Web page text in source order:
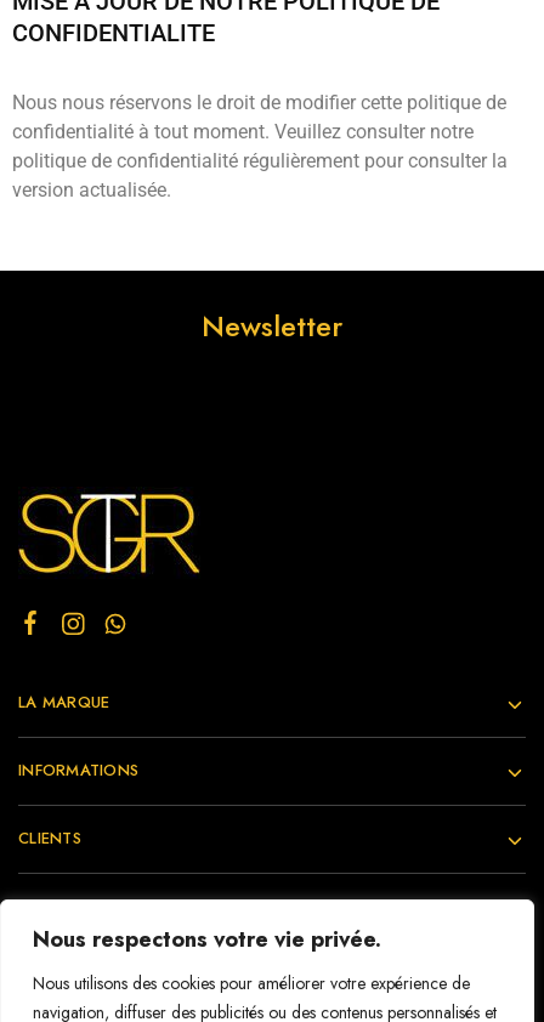
Nous respectons votre vie privée.
Nous utilisons des cookies pour améliorer votre expérience de
navigation, diffuser des publicités ou des contenus personnalisés et
CONFIDENTIALITE
Nous nous réservons le droit de modifier cette politique de
confidentialité à tout moment. Veuillez consulter notre
politique de confidentialité régulièrement pour consulter la
version actualisée.
Newsletter
LA MARQUE
INFORMATIONS
CLIENTS
David Bamba